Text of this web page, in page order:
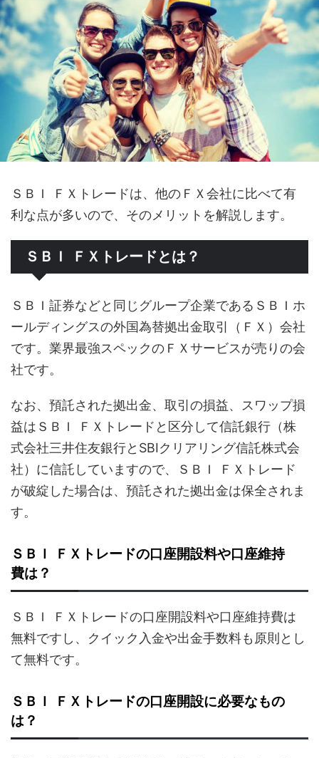
ＳＢＩ ＦＸトレードは、他のＦＸ会社に比べて有
利な点が多いので、そのメリットを解説します。
ＳＢＩ ＦＸトレードとは？
ＳＢＩ証券などと同じグループ企業であるＳＢＩホ
ールディングスの外国為替拠出金取引（ＦＸ）会社
です。業界最強スペックのＦＸサービスが売りの会
社です。
なお、預託された拠出金、取引の損益、スワップ損
益はＳＢＩ ＦＸトレードと区分して信託銀行（株
式会社三井住友銀行とSBIクリアリング信託株式会
社）に信託していますので、ＳＢＩ ＦＸトレード
が破綻した場合は、預託された拠出金は保全されま
す。
ＳＢＩ ＦＸトレードの口座開設料や口座維持
費は？
ＳＢＩ ＦＸトレードの口座開設料や口座維持費は
無料ですし、クイック入金や出金手数料も原則とし
て無料です。
ＳＢＩ ＦＸトレードの口座開設に必要なもの
は？